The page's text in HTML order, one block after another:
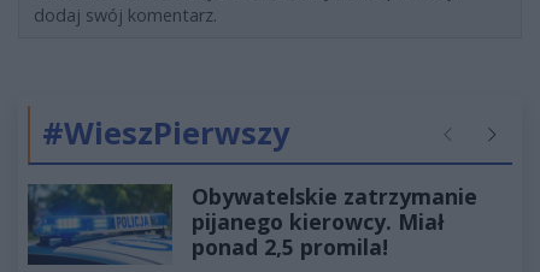
dodaj swój komentarz.
#WieszPierwszy Poprzednie
Obywatelskie zatrzymanie
pijanego kierowcy. Miał
ponad 2,5 promila!